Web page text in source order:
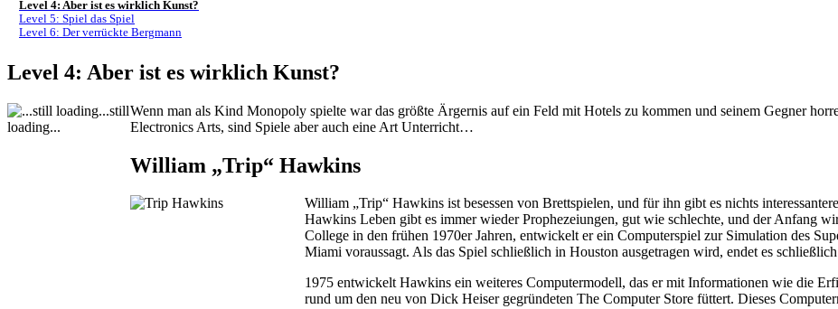
Level 4: Aber ist es wirklich Kunst?
Level 5: Spiel das Spiel
Level 6: Der verrückte Bergmann
Level 4: Aber ist es wirklich Kunst?
Wenn man als Kind Monopoly spielte war das größte Ärgernis auf ein Feld mit Hotels zu kommen und seinem Gegner
Electronics Arts, sind Spiele aber auch eine Art Unterricht…
William „Trip“ Hawkins
William „Trip“ Hawkins ist besessen von Brettspielen, und für ihn gibt es nichts
Hawkins Leben gibt es immer wieder Prophezeiungen, gut wie schlechte, und der Anfang
College in den frühen 1970er Jahren, entwickelt er ein Computerspiel zur Simulation des
Miami voraussagt. Als das Spiel schließlich in Houston ausgetragen wird, endet es
1975 entwickelt Hawkins ein weiteres Computermodell, das er mit Informationen wie die
rund um den neu von Dick Heiser gegründeten The Computer Store füttert. Dieses